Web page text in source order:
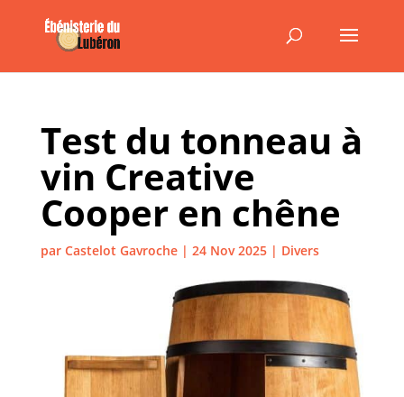
Test du tonneau à
vin Creative
Cooper en chêne
par Castelot Gavroche| 24 Nov 2025| Divers